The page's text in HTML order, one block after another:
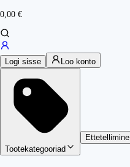
0,00 €
Logi sisse Loo konto
Tootekategooriad
Ettetellimine